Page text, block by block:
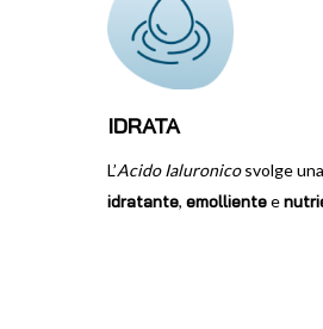
IDRATA
L’Acido Ialuronicosvolge una
idratante, emollientee